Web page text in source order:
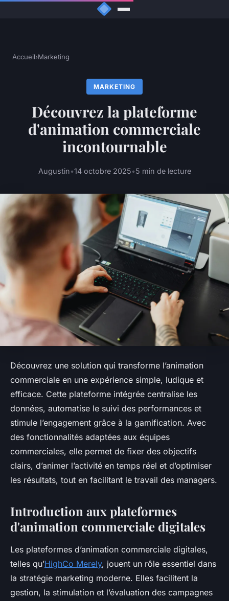
Accueil›Marketing
MARKETING
Découvrez la plateforme
d'animation commerciale
incontournable
Augustin•14 octobre 2025•5 min de lecture
Découvrez une solution qui transforme l’animation
commerciale en une expérience simple, ludique et
efficace. Cette plateforme intégrée centralise les
données, automatise le suivi des performances et
stimule l’engagement grâce à la gamification. Avec
des fonctionnalités adaptées aux équipes
commerciales, elle permet de fixer des objectifs
clairs, d’animer l’activité en temps réel et d’optimiser
les résultats, tout en facilitant le travail des managers.
Introduction aux plateformes
d'animation commerciale digitales
Les plateformes d’animation commerciale digitales,
telles qu’HighCo Merely, jouent un rôle essentiel dans
la stratégie marketing moderne. Elles facilitent la
gestion, la stimulation et l’évaluation des campagnes